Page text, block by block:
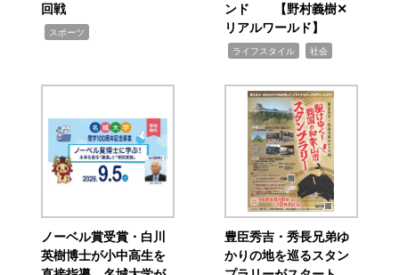
回戦
スポーツ
ンド 【野村義樹✕
リアルワールド】
ライフスタイル 社会
ノーベル賞受賞・白川
英樹博士が小中高生を
豊臣秀吉・秀長兄弟ゆ
かりの地を巡るスタン